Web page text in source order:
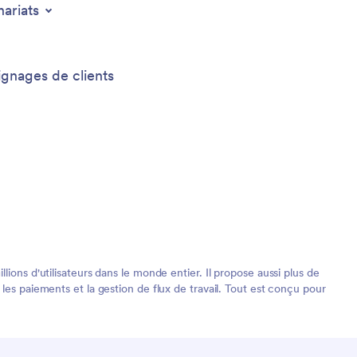
de clients
d'utilisateurs dans le monde entier. Il propose aussi plus de
paiements et la gestion de flux de travail. Tout est conçu pour